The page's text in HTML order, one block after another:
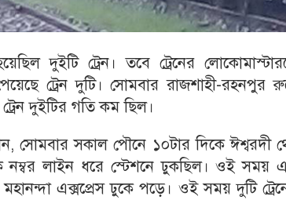
দুইটি ট্রেন। তবে ট্রেনের
ট্রেন দুটি। সোমবার রাজশাহী-রহনপুর
দুইটির গতি কম ছিল।
সোমবার সকাল পৌনে ১০টার দিকে ঈশ্বরদী
নম্বর লাইন ধরে স্টেশনে ঢুকছিল। ওই সময়
এক্সপ্রেস ঢুকে পড়ে। ওই সময় দুটি